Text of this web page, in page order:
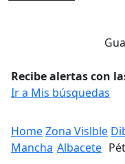
Recibe alertas con
Ir a Mis búsquedas
HomeZona Vislble
Mancha Albacete